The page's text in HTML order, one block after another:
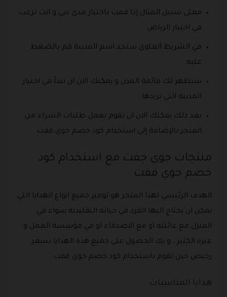
فعلى سبيل المثال إذا قمت باختيار مدى دبي و انت ترغب
في اختيار الرياض .
في الشريط العلوي ستجد اسم المدينة قم بالضغط
عليه .
سيظهر لك قائمة المدن و يمكنك الان ان تبدأ في اختيار
المدينة التي تريدها .
بعد ذلك يمكنك الان ان تقوم بعمل طلبات الشراء من
المتجر بالإضافة إلى استخدام كود خصم جوي قفت .
منتجات جوي جفت مع استخدام كود
خصم جوي قفت
الهدف الرئيسي لهذا المتجر هو توفير جميع انواع الهدايا التي
يمكن ان يحتاج اليها الفرد في حياته التقليدية سواء في
المنزل مع عائلته او مع الاصدقاء او في مؤسسة العمل و
غيره الكثير ، و يك الحصول على جميع هذه الهدايا بسعر
رخيص حين تقوم باستخدام كود خصم جوي قفت .
هدايا المناسبات